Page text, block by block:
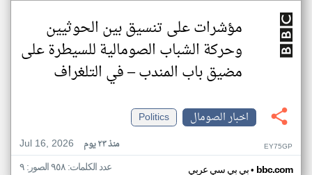
مؤشرات على تنسيق بين الحوثيين
وحركة الشباب الصومالية للسيطرة على
مضيق باب المندب – في التلغراف
اخبار الصومال
Politics
Jul 16, 2026
منذ ٢٣ يوم EY75GP
بي بي سي عربي• bbc.com عدد الكلمات: ٩٥٨ الصور: ٩